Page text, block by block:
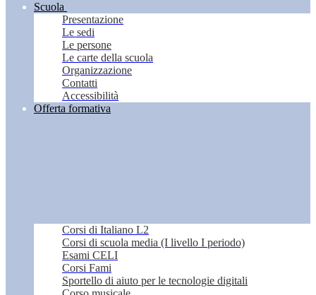
Scuola
Presentazione
Le sedi
Le persone
Le carte della scuola
Organizzazione
Contatti
Accessibilità
Offerta formativa
Corsi di Italiano L2
Corsi di scuola media (I livello I periodo)
Esami CELI
Corsi Fami
Sportello di aiuto per le tecnologie digitali